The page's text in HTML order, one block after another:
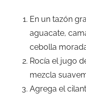
En un tazón
aguacate,
cebolla
Rocía el jugo
mezcla
Agrega el